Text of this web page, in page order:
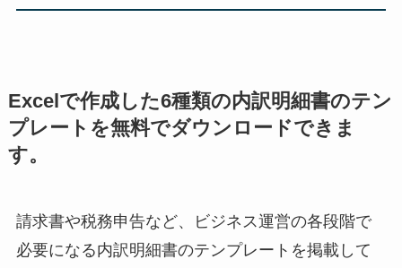
Excelで作成した6種類の内訳明細書のテン
プレートを無料でダウンロードできま
す。
請求書や税務申告など、ビジネス運営の各段階で
必要になる内訳明細書のテンプレートを掲載して